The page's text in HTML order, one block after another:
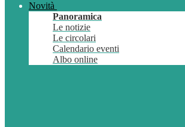
Novità
Panoramica
Le notizie
Le circolari
Calendario eventi
Albo online